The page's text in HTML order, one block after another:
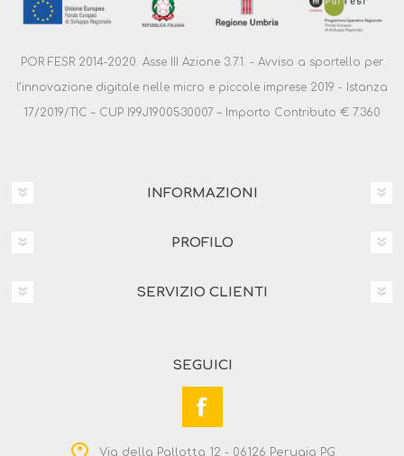
POR FESR 2014-2020. Asse III Azione 3.7.1. - Avviso a sportello per
l’innovazione digitale nelle micro e piccole imprese 2019 - Istanza
17/2019/TIC – CUP I99J1900530007 – Importo Contributo € 7.360
INFORMAZIONI
PROFILO
SERVIZIO CLIENTI
SEGUICI
Via della Pallotta 12 - 06126 Perugia PG